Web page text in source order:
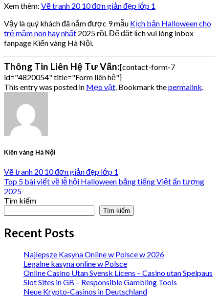
Xem thêm: Vẽ tranh 20 10 đơn giản đẹp lớp 1
Vậy là quý khách đã nắm được 9 mẫu Kịch bản Halloween cho
trẻ mầm non hay nhất 2025 rồi. Để đặt lịch vui lòng inbox
fanpage Kiến vàng Hà Nội.
Thông Tin Liên Hệ Tư Vấn:[contact-form-7
id="4820054" title="Form liên hệ"]
This entry was posted in Mẹo vặt. Bookmark thepermalink.
Kiến vàng Hà Nội
Vẽ tranh 20 10 đơn giản đẹp lớp 1
Top 5 bài viết về lễ hội Halloween bằng tiếng Việt ấn tượng
2025
Tìm kiếm
Tìm kiếm
Recent Posts
Najlepsze Kasyna Online w Polsce w 2026
Legalne kasyna online w Polsce
Online Casino Utan Svensk Licens – Casino utan Spelpaus
Slot Sites in GB – Responsible Gambling Tools
Neue Krypto-Casinos in Deutschland